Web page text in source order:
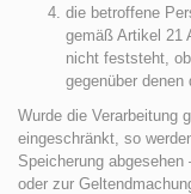
die betroffene
gemäß Artikel 21
nicht feststeht,
gegenüber denen
Wurde die Verarbeitung
eingeschränkt, so
Speicherung
oder zur